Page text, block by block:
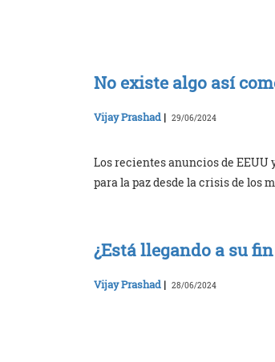
No existe algo así
Vijay Prashad | 29/06/2024
Los recientes anuncios de
para la paz desde la crisis de los
¿Está llegando a su
Vijay Prashad | 28/06/2024